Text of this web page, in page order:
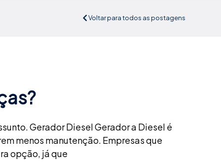
Voltar para todos as postagens
Gerador Diesel Gerador a Diesel é
menos manutenção. Empresas que
opção, já que